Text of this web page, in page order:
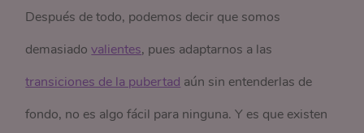
Después de todo, podemos decir que somos
demasiadovalientes, pues adaptarnos a las
transiciones de la pubertad aún sin entenderlas de
fondo, no es algo fácil para ninguna. Y es que existen